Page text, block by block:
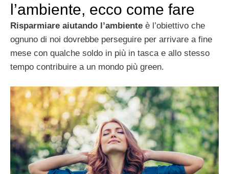
l’ambiente, ecco come fare
Risparmiare aiutando l’ambiente è l’obiettivo che
ognuno di noi dovrebbe perseguire per arrivare a fine
mese con qualche soldo in più in tasca e allo stesso
tempo contribuire a un mondo più green.